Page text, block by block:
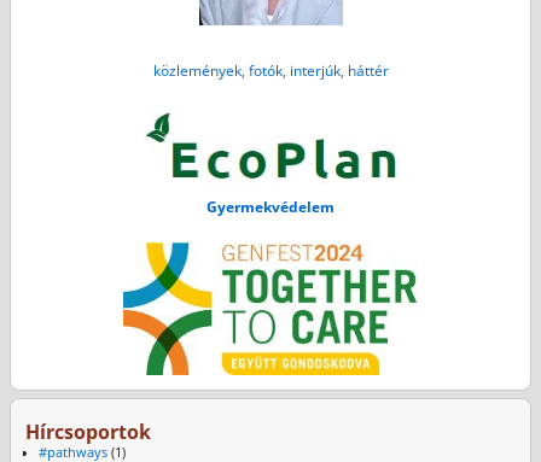
közlemények, fotók, interjúk, háttér
Gyermekvédelem
Hírcsoportok
#pathways(1)